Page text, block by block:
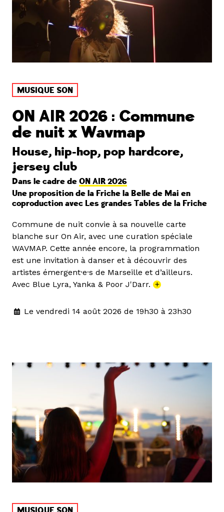
MUSIQUE SON
ON AIR 2026 : Commune
de nuit x Wavmap
House, hip-hop, pop hardcore,
jersey club
Dans le cadre de ON AIR 2026
Une proposition de la Friche la Belle de Mai en
coproduction avec Les grandes Tables de la Friche
Commune de nuit convie à sa nouvelle carte
blanche sur On Air, avec une curation spéciale
WAVMAP. Cette année encore, la programmation
est une invitation à danser et à découvrir des
artistes émergent·e·s de Marseille et d’ailleurs.
Avec Blue Lyra, Yanka & Poor J'Darr. +
Le vendredi 14 août 2026 de 19h30 à 23h30